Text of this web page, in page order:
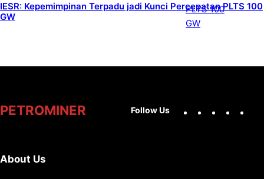
IESR: Kepemimpinan Terpadu jadi Kunci Percepatan PLTS 100
GW
PETROMINER Follow Us
About Us